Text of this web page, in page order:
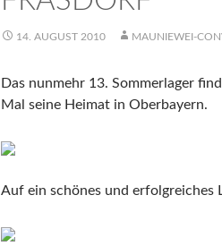
14. AUGUST 2010 MAUNIEWEI-
Das nunmehr 13. Sommerlager
Mal seine Heimat in Oberbayern.
Auf ein schönes und erfolgreiches